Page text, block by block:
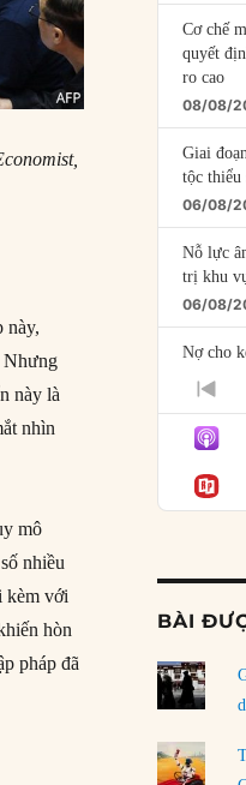
này,
Nhưng
này là
nhìn
mô
nhiều
kèm với
hòn
pháp đã
tăng trưởng hay không?”
Cơ chế
quyết
ro cao
08/08/
Giai
tộc thiểu
06/08/
Nỗ lực
trị khu
06/08/
Nợ cho
giới hạn
Mỹ
của phe
04/08/
Ngoại
Dương
03/08/
Đặt
hiểm
BÀI